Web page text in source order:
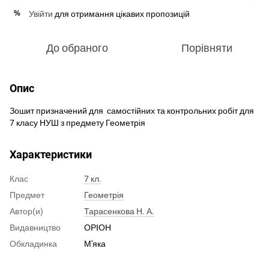
% Увійти для отримання цікавих пропозицій
До обраного Порівняти
Опис
Зошит призначений для самостійних та контрольних робіт для
7 класу НУШ з предмету Геометрія
Характеристики
Клас
7 кл.
Предмет
Геометрія
Автор(и)
Тарасенкова Н. А.
Видавництво
ОРІОН
Обкладинка
М'яка